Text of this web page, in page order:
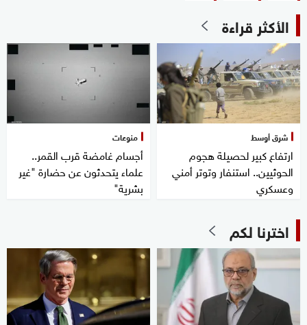
الأكثر قراءة
شرق أوسط
ارتفاع كبير لحصيلة هجوم
الحوثيين.. استنفار وتوتر أمني
وعسكري
منوعات
أجسام غامضة قرب القمر..
علماء يتحدثون عن حضارة "غير
بشرية"
اخترنا لكم